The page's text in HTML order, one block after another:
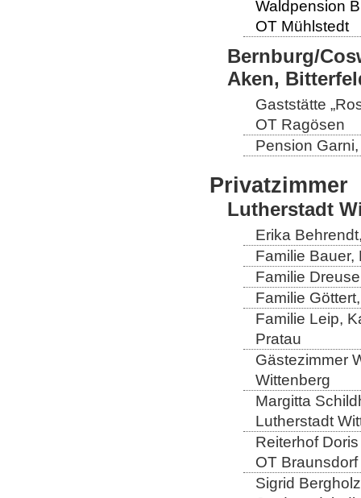
Waldpension
OT Mühlstedt
Bernburg/
Aken,
Gaststätte
OT Ragösen
Pension
Privatzimmer
Lutherstadt
Erika
Familie
Familie
Familie
Familie Leip,
Pratau
Gästezimmer
Wittenberg
Margitta
Lutherstadt
Reiterhof
OT Braunsdorf
Sigrid